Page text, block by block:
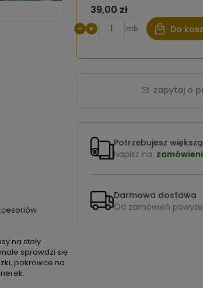
na stoły
sprawdzi się
pokrowce na
39,00 zł
− + mb Do
zapytaj o
Potrzebujesz
Napisz na:
Darmowa dostawa
Od zamówień